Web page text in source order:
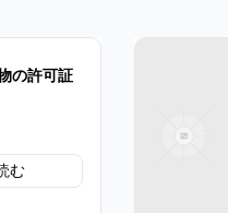
の許可証
む